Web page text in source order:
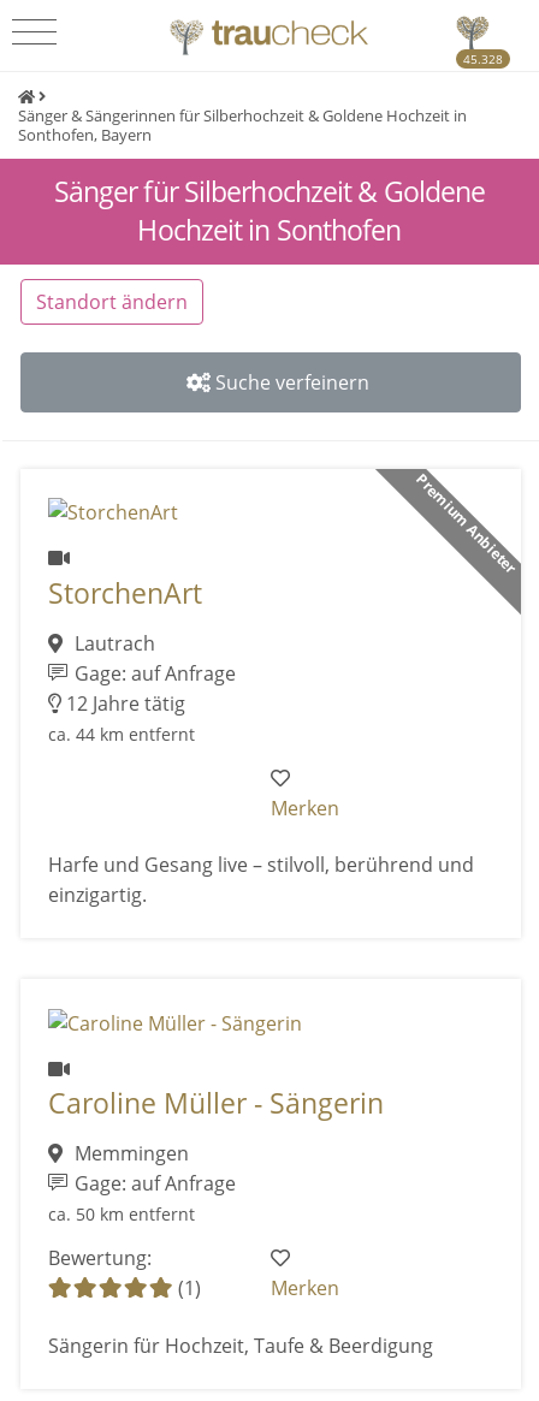
45.328
Sänger & Sängerinnen für Silberhochzeit & Goldene Hochzeit in
Sonthofen, Bayern
Sänger für Silberhochzeit & Goldene
Hochzeit in Sonthofen
Standort ändern
Suche verfeinern
Premium Anbieter
StorchenArt
Lautrach
Gage: auf Anfrage
12 Jahre tätig
ca. 44 km entfernt
Merken
Harfe und Gesang live – stilvoll, berührend und
einzigartig.
Caroline Müller - Sängerin
Memmingen
Gage: auf Anfrage
ca. 50 km entfernt
Bewertung:
(1)
Merken
Sängerin für Hochzeit, Taufe & Beerdigung